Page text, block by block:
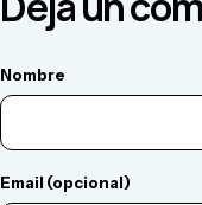
Nombre
Email (opcional)